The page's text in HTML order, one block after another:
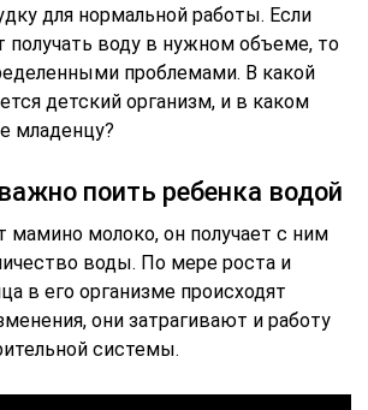
для нормальной работы. Если
получать воду в нужном объеме, то
проблемами. В какой
детский организм, и в каком
младенцу?
поить ребенка водой
молоко, он получает с ним
воды. По мере роста и
в его организме происходят
они затрагивают и работу
системы.